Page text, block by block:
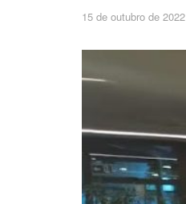
15 de outubro de 2022